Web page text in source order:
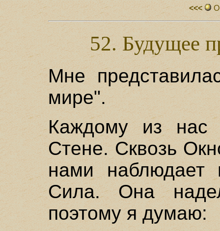
<<<
52. Будущее
Мне
мире".
Каждому из нас
Стене. Сквозь
нами
Сила. Она
поэтому я думаю: